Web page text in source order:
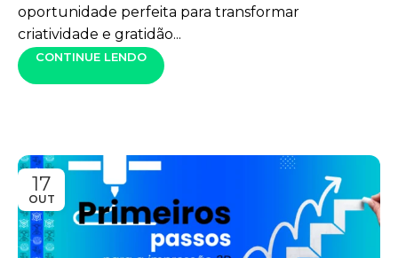
oportunidade perfeita para transformar
criatividade e gratidão...
CONTINUE LENDO
17
OUT